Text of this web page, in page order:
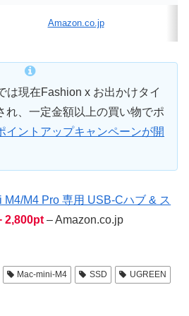
Amazon.co.jp
は現在Fashion x お出かけタイ
れ、一定金額以上の買い物でポ
イントアップキャンペーンが開
M4/M4 Pro 専用 USB-Cハブ & ス
2,800pt– Amazon.co.jp
Mac-mini-M4 SSD
UGREEN